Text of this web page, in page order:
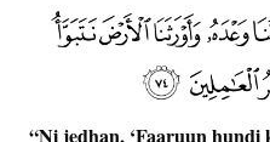
“Ni jedhan, ‘Faaruun hundi